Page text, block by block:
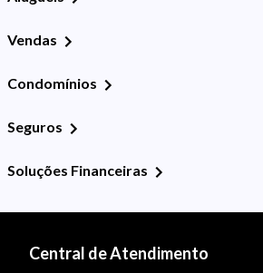
Vendas
Condomínios
Seguros
Soluções Financeiras
Central de Atendimento